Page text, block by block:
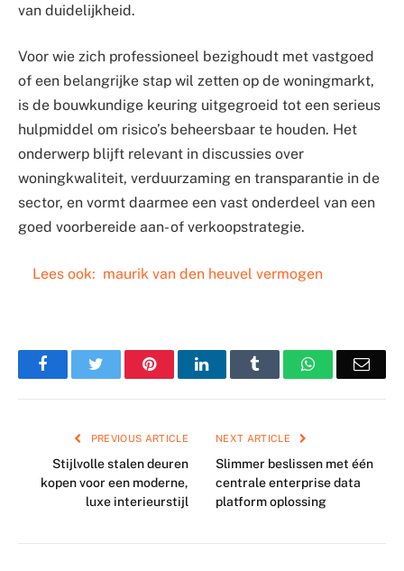
van duidelijkheid.
Voor wie zich professioneel bezighoudt met vastgoed
of een belangrijke stap wil zetten op de woningmarkt,
is de bouwkundige keuring uitgegroeid tot een serieus
hulpmiddel om risico’s beheersbaar te houden. Het
onderwerp blijft relevant in discussies over
woningkwaliteit, verduurzaming en transparantie in de
sector, en vormt daarmee een vast onderdeel van een
goed voorbereide aan- of verkoopstrategie.
Lees ook: maurik van den heuvel vermogen
FacebookTwitter PinterestLinkedIn Tumblr WhatsApp
PREVIOUS ARTICLE
Stijlvolle stalen deuren
kopen voor een moderne,
luxe interieurstijl
NEXT ARTICLE
Slimmer beslissen met één
centrale enterprise data
platform oplossing